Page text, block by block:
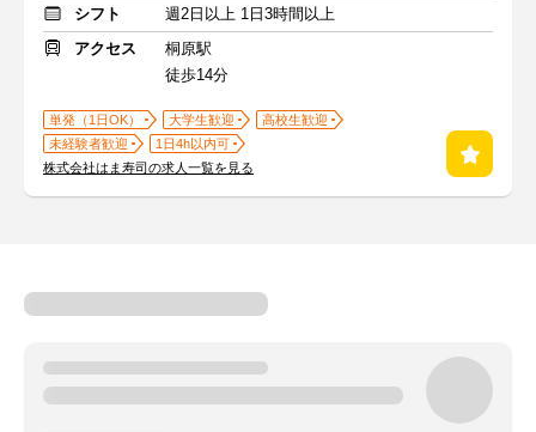
シフト
週2日以上 1日3時間以上
アクセス
桐原駅
徒歩14分
単発（1日OK） 大学生歓迎
高校生歓迎
未経験者歓迎
1日4h以内可
株式会社はま寿司の求人一覧を見る